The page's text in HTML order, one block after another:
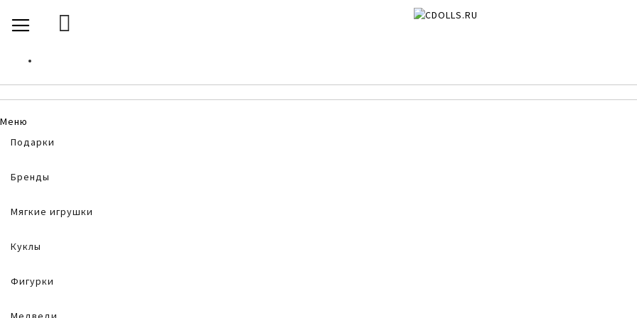
TO
CONTENT
Меню
Подарки
Бренды
Мягкие игрушки
Куклы
Фигурки